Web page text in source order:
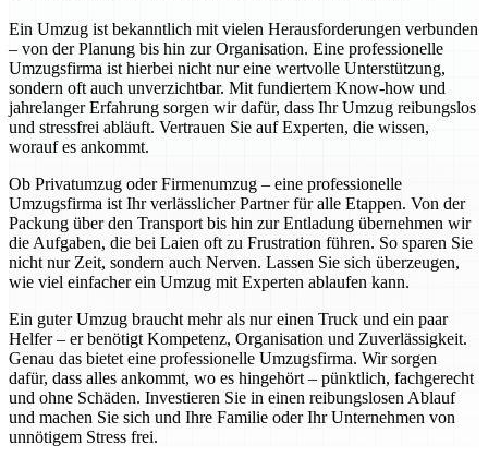
Ein Umzug ist bekanntlich mit vielen Herausforderungen verbunden
– von der Planung bis hin zur Organisation. Eine professionelle
Umzugsfirma ist hierbei nicht nur eine wertvolle Unterstützung,
sondern oft auch unverzichtbar. Mit fundiertem Know-how und
jahrelanger Erfahrung sorgen wir dafür, dass Ihr Umzug reibungslos
und stressfrei abläuft. Vertrauen Sie auf Experten, die wissen,
worauf es ankommt.
Ob Privatumzug oder Firmenumzug – eine professionelle
Umzugsfirma ist Ihr verlässlicher Partner für alle Etappen. Von der
Packung über den Transport bis hin zur Entladung übernehmen wir
die Aufgaben, die bei Laien oft zu Frustration führen. So sparen Sie
nicht nur Zeit, sondern auch Nerven. Lassen Sie sich überzeugen,
wie viel einfacher ein Umzug mit Experten ablaufen kann.
Ein guter Umzug braucht mehr als nur einen Truck und ein paar
Helfer – er benötigt Kompetenz, Organisation und Zuverlässigkeit.
Genau das bietet eine professionelle Umzugsfirma. Wir sorgen
dafür, dass alles ankommt, wo es hingehört – pünktlich, fachgerecht
und ohne Schäden. Investieren Sie in einen reibungslosen Ablauf
und machen Sie sich und Ihre Familie oder Ihr Unternehmen von
unnötigem Stress frei.